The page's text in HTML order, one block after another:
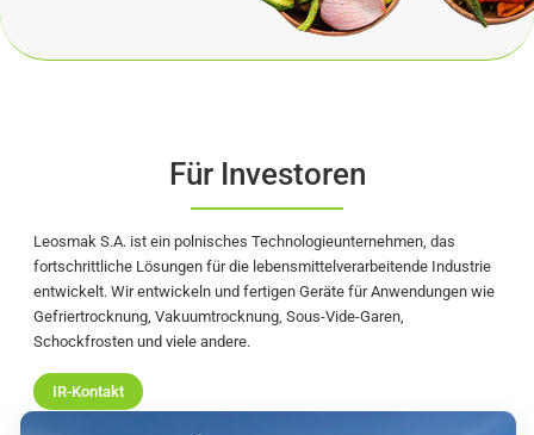
Für Investoren
Leosmak S.A. ist ein polnisches Technologieunternehmen, das
fortschrittliche Lösungen für die lebensmittelverarbeitende Industrie
entwickelt. Wir entwickeln und fertigen Geräte für Anwendungen wie
Gefriertrocknung, Vakuumtrocknung, Sous-Vide-Garen,
Schockfrosten und viele andere.
IR-Kontakt